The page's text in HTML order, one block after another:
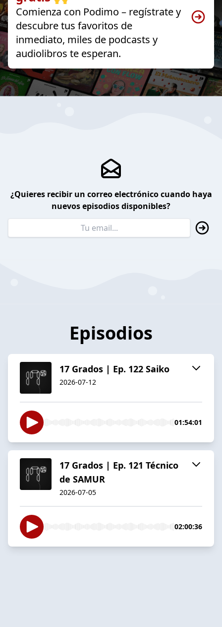
Comienza con Podimo – regístrate y
descubre tus favoritos de
inmediato, miles de podcasts y
audiolibros te esperan.
¿Quieres recibir un correo electrónico cuando haya
nuevos episodios disponibles?
Episodios
17 Grados | Ep. 122 Saiko
2026-07-12
01:54:01
17 Grados | Ep. 121 Técnico
de SAMUR
2026-07-05
02:00:36